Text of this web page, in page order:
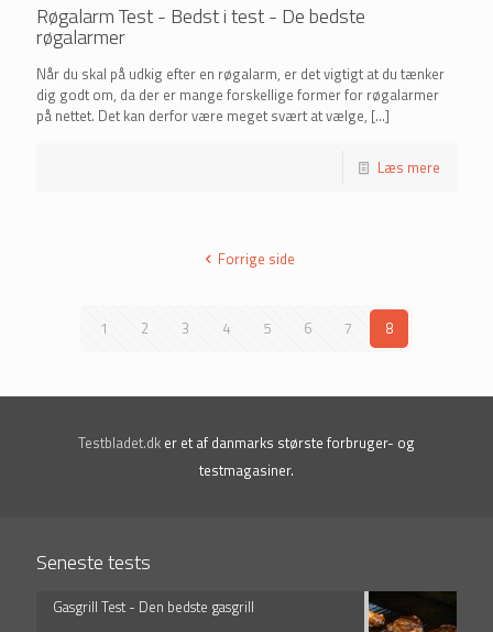
Røgalarm Test - Bedst i test - De bedste
røgalarmer
Når du skal på udkig efter en røgalarm, er det vigtigt at du tænker
dig godt om, da der er mange forskellige former for røgalarmer
på nettet. Det kan derfor være meget svært at vælge, […]
Læs mere
Forrige side
1 2 3 4 5 6 7 8
Testbladet.dk er et af danmarks største forbruger- og
testmagasiner.
Seneste tests
Gasgrill Test - Den bedste gasgrill